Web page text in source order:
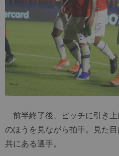
前半終了後、ピッチに引き
のほうを見ながら拍手。見た
共にある選手。